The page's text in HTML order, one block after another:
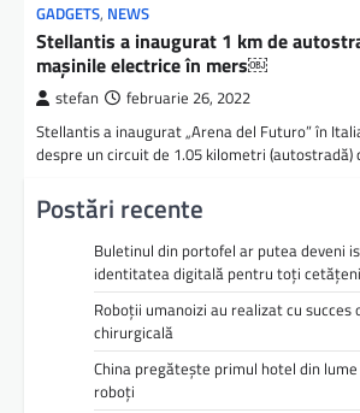
GADGETS, NEWS
Stellantis a inaugurat 1 km de
mașinile electrice în mers￼
stefan februarie 26, 2022
Stellantis a inaugurat „Arena del Futuro” în
despre un circuit de 1.05 kilometri (autostradă)
Postări recente
Buletinul din portofel ar putea deveni
identitatea digitală pentru toți
Roboții umanoizi au realizat cu succes
chirurgicală
China pregătește primul hotel din
roboți